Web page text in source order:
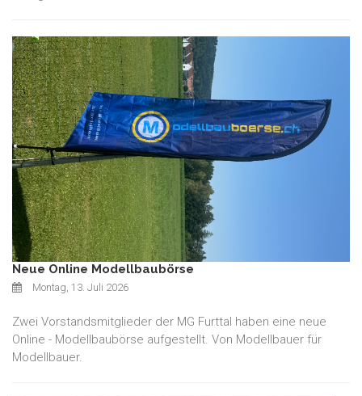
Neue Online Modellbaubörse
Montag, 13. Juli 2026
Zwei Vorstandsmitglieder der MG Furttal haben eine neue
Online - Modellbaubörse aufgestellt. Von Modellbauer für
Modellbauer.